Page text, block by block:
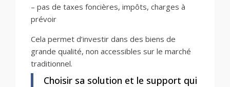
– pas de taxes foncières, impôts, charges à
prévoir
Cela permet d’investir dans des biens de
grande qualité, non accessibles sur le marché
traditionnel.
Choisir sa solution et le support qui